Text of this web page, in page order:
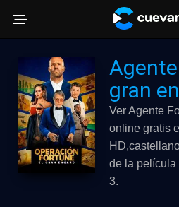
gran
Ver Agente
online gratis
de la película
3.